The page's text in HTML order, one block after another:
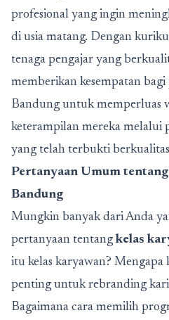
profesional yang ingin
di usia matang. Dengan
tenaga pengajar yang
memberikan kesempatan bagi
Bandung untuk memperluas
keterampilan mereka melalui
yang telah terbukti
Pertanyaan Umum
Bandung
Mungkin banyak dari Anda
pertanyaan tentang kelas
itu kelas karyawan? Mengapa
penting untuk rebranding
Bagaimana cara memilih